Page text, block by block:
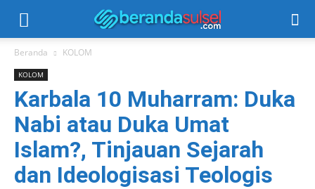
Beranda KOLOM
KOLOM
Karbala 10 Muharram: Duka
Nabi atau Duka Umat
Islam?, Tinjauan Sejarah
dan Ideologisasi Teologis